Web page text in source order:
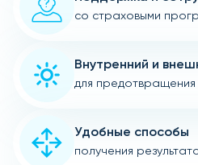
со страховыми
Внутренний и
для
Удобные способы
получения